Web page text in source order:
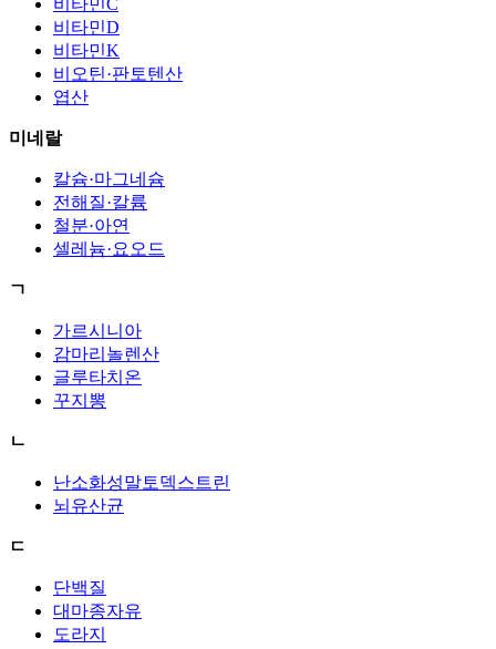
비타민D
비타민K
비오틴·판토텐산
엽산
미네랄
칼슘·마그네슘
전해질·칼륨
철분·아연
셀레늄·요오드
ㄱ
가르시니아
감마리놀렌산
글루타치온
꾸지뽕
ㄴ
난소화성말토덱스트린
뇌유산균
ㄷ
단백질
대마종자유
도라지